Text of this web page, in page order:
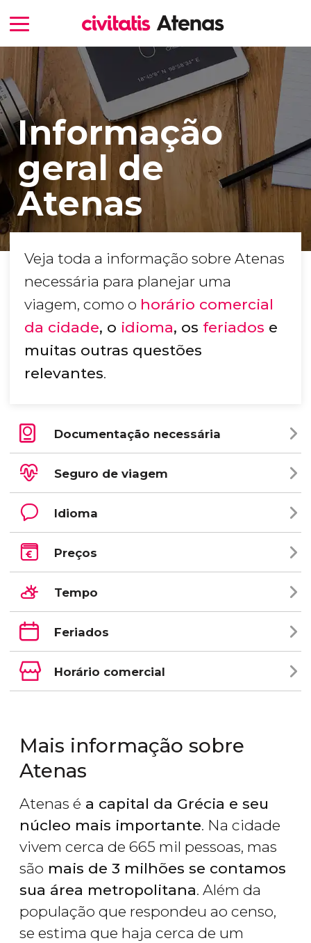
Informação
geral de
Atenas
Veja toda a informação sobre Atenas
necessária para planejar uma
viagem, como o horário comercial
da cidade, o idioma, os feriados e
muitas outras questões
relevantes.
Documentação necessária
Seguro de viagem
Idioma
Preços
Tempo
Feriados
Horário comercial
Mais informação sobre
Atenas
Atenas é a capital da Grécia e seu
núcleo mais importante. Na cidade
vivem cerca de 665 mil pessoas, mas
são mais de 3 milhões se contamos
sua área metropolitana. Além da
população que respondeu ao censo,
se estima que haja cerca de um